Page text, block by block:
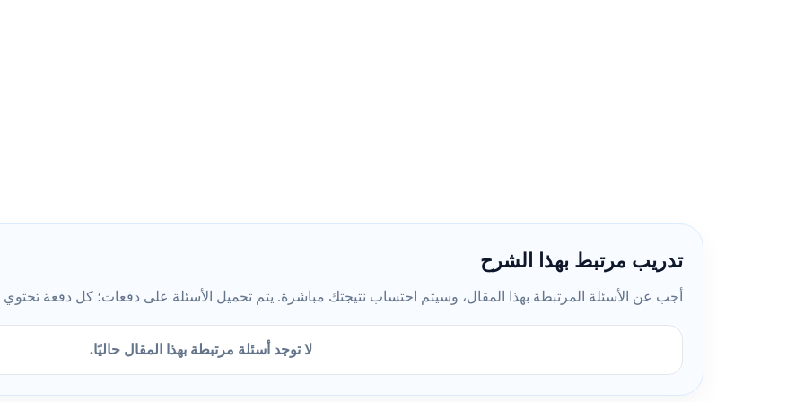
تدريب مرتبط بهذا الشرح
أجب عن الأسئلة المرتبطة بهذا المقال، وسيتم احتساب نتيجتك مباشرة. يتم تحميل الأسئلة على دفعات؛ كل دفعة تحتوي على 5
لا توجد أسئلة مرتبطة بهذا المقال حاليًا.